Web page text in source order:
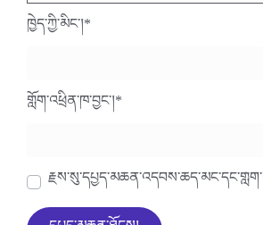
ཁྱེད་ཀྱི་མིང་།*
གློག་འཕྲིན་ཁ་བྱང་།*